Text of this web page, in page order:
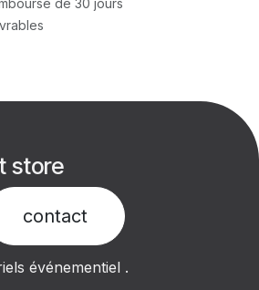
de 30 jours
store
contact​
événementiel .